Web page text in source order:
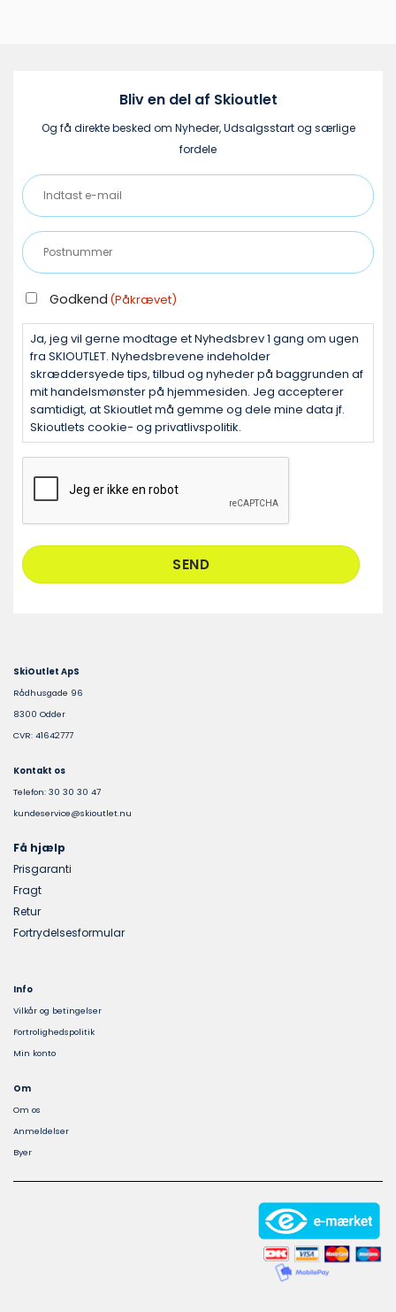
Bliv en del af Skioutlet
Og få direkte besked om Nyheder, Udsalgsstart og særlige
fordele
Indtast
e-
mail
(Påkrævet)
Postnummer
(Påkrævet)
GODKEND
(PÅKRÆVET)
Godkend (Påkrævet)
Ja, jeg vil gerne modtage et Nyhedsbrev 1 gang om ugen
fra SKIOUTLET. Nyhedsbrevene indeholder
skræddersyede tips, tilbud og nyheder på baggrunden af
mit handelsmønster på hjemmesiden. Jeg accepterer
samtidigt, at Skioutlet må gemme og dele mine data jf.
Skioutlets cookie- og privatlivspolitik.
SkiOutlet ApS
Rådhusgade 96
8300 Odder
CVR: 41642777
Kontakt os
Telefon: 30 30 30 47
kundeservice@skioutlet.nu
Få hjælp
Prisgaranti
Fragt
Retur
Fortrydelsesformular
Info
Vilkår og betingelser
Fortrolighedspolitik
Min konto
Om
Om os
Anmeldelser
Byer